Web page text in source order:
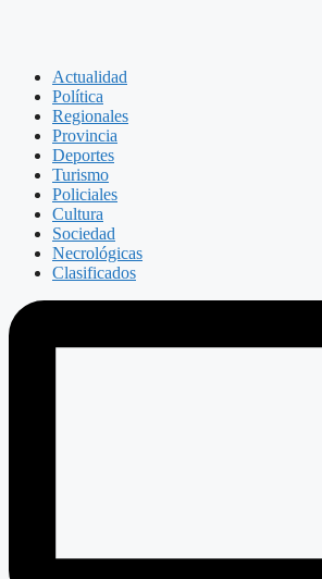
Actualidad
Política
Regionales
Provincia
Deportes
Turismo
Policiales
Cultura
Sociedad
Necrológicas
Clasificados